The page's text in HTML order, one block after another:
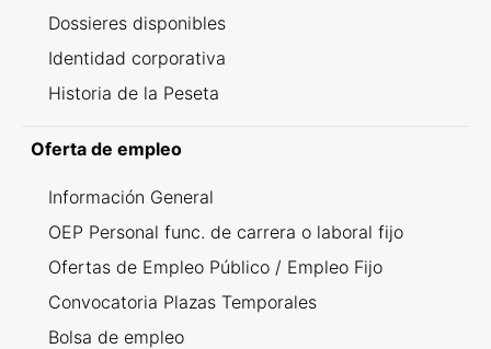
Dossieres disponibles
Identidad corporativa
Historia de la Peseta
Oferta de empleo
Información General
OEP Personal func. de carrera o laboral fijo
Ofertas de Empleo Público / Empleo Fijo
Convocatoria Plazas Temporales
Bolsa de empleo